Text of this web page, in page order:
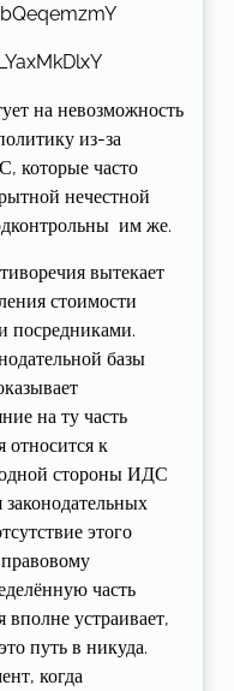
на невозможность
из-за
которые часто
нечестной
им же.
вытекает
стоимости
посредниками.
базы
на ту часть
относится к
стороны ИДС
законодательных
этого
часть
вполне устраивает,
путь в никуда.
когда